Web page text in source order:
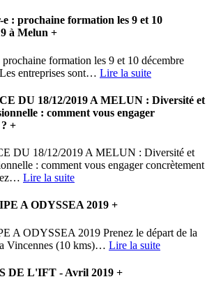
: prochaine formation les 9 et 10
à Melun +
formation les 9 et 10 décembre
entreprises sont… Lire la suite
DU 18/12/2019 A MELUN : Diversité et
: comment vous engager
+
DU 18/12/2019 A MELUN : Diversité et
: comment vous engager concrètement
… Lire la suite
A ODYSSEA 2019 +
A ODYSSEA 2019 Prenez le départ de la
Vincennes (10 kms)… Lire la suite
DE L'IFT - Avril 2019 +